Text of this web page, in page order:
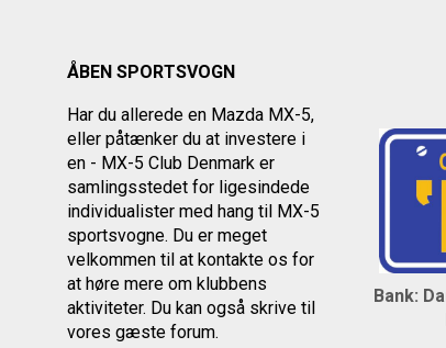
ÅBEN SPORTSVOGN
Har du allerede en Mazda MX-5,
eller påtænker du at investere i
en - MX-5 Club Denmark er
samlingsstedet for ligesindede
individualister med hang til MX-5
sportsvogne. Du er meget
velkommen til at kontakte os for
at høre mere om klubbens
aktiviteter. Du kan også skrive til
vores gæste forum.
Bank: